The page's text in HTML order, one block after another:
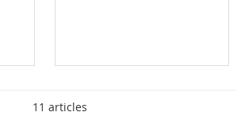
11 articles